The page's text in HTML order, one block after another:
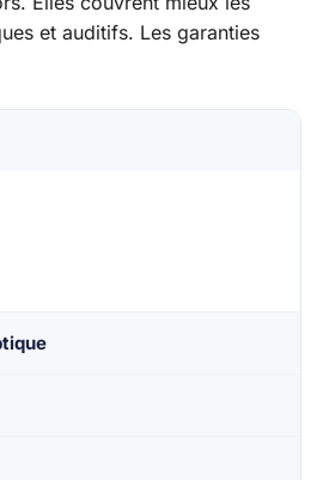
et auditifs. Les garanties